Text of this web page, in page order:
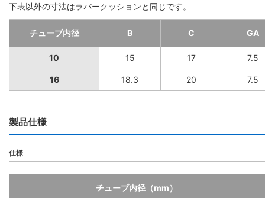
下表以外の寸法はラバークッションと同じです。
チューブ内径 B C GA
10 15 17 7.5
16 18.3 20 7.5
製品仕様
仕様
チューブ内径（mm）